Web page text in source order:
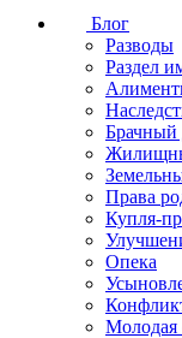
Блог
Разводы
Раздел
Брачный
Права
Купля-
Опека
Молодая